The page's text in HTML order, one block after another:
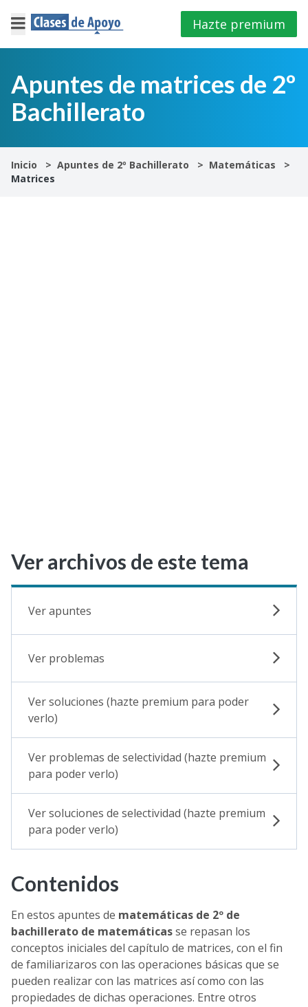
×
Iniciar
sesión
4º
E.S.O
Hazte premium
Apuntes de matrices de 2º
Bachillerato
Inicio Apuntes de 2º Bachillerato
Matemáticas
Matrices
Ver archivos de este tema
Ver apuntes
Ver problemas
Ver soluciones (hazte premium para poder
verlo)
Ver problemas de selectividad (hazte premium
para poder verlo)
Ver soluciones de selectividad (hazte premium
para poder verlo)
Contenidos
En estos apuntes de matemáticas de 2º de
bachillerato de matemáticasse repasan los
conceptos iniciales del capítulo de matrices, con el fin
de familiarizaros con las operaciones básicas que se
pueden realizar con las matrices así como con las
propiedades de dichas operaciones. Entre otros